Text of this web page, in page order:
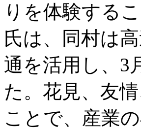
りを体験する
氏は、同村は
通を活用し、3
た。花見、友
ことで、産業